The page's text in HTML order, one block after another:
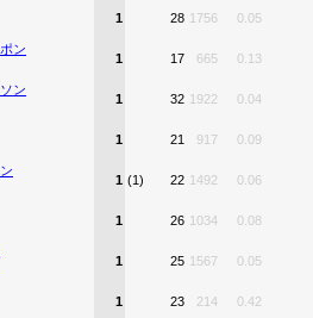
1 28 1756 0.05
ン
1 17 665 0.13
ン
1 32 1922 0.04
1 21 917 0.09
1 (1) 22 1492 0.06
1 26 1034 0.08
1 25 1567 0.05
1 23 214 0.42